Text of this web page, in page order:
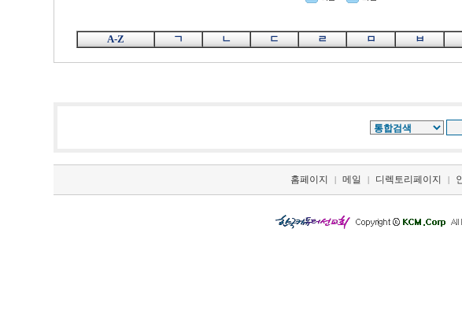
A-Z ㄱ ㄴ ㄷ ㄹ ㅁ ㅂ
홈페이지 | 메일 | 디렉토리페이지 |